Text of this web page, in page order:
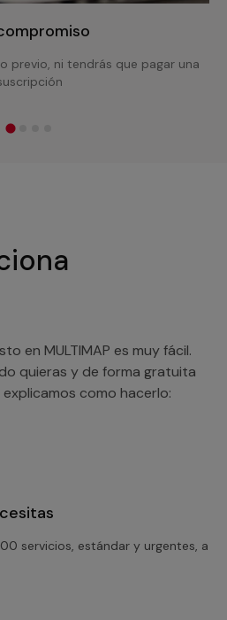
previo, ni tendrás que pagar una
en MULTIMAP es muy fácil.
quieras y de forma gratuita
como hacerlo:
servicios, estándar y urgentes, a